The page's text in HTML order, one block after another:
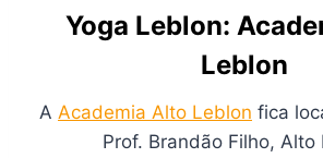
Yoga Leblon:
Leblon
A Academia Alto Leblon fica
Prof. Brandão Filho, Alto